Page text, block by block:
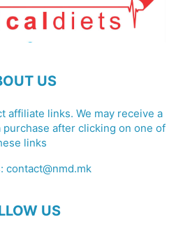
US
affiliate links. We may receive a
after clicking on one of
links
contact@nmd.mk
US